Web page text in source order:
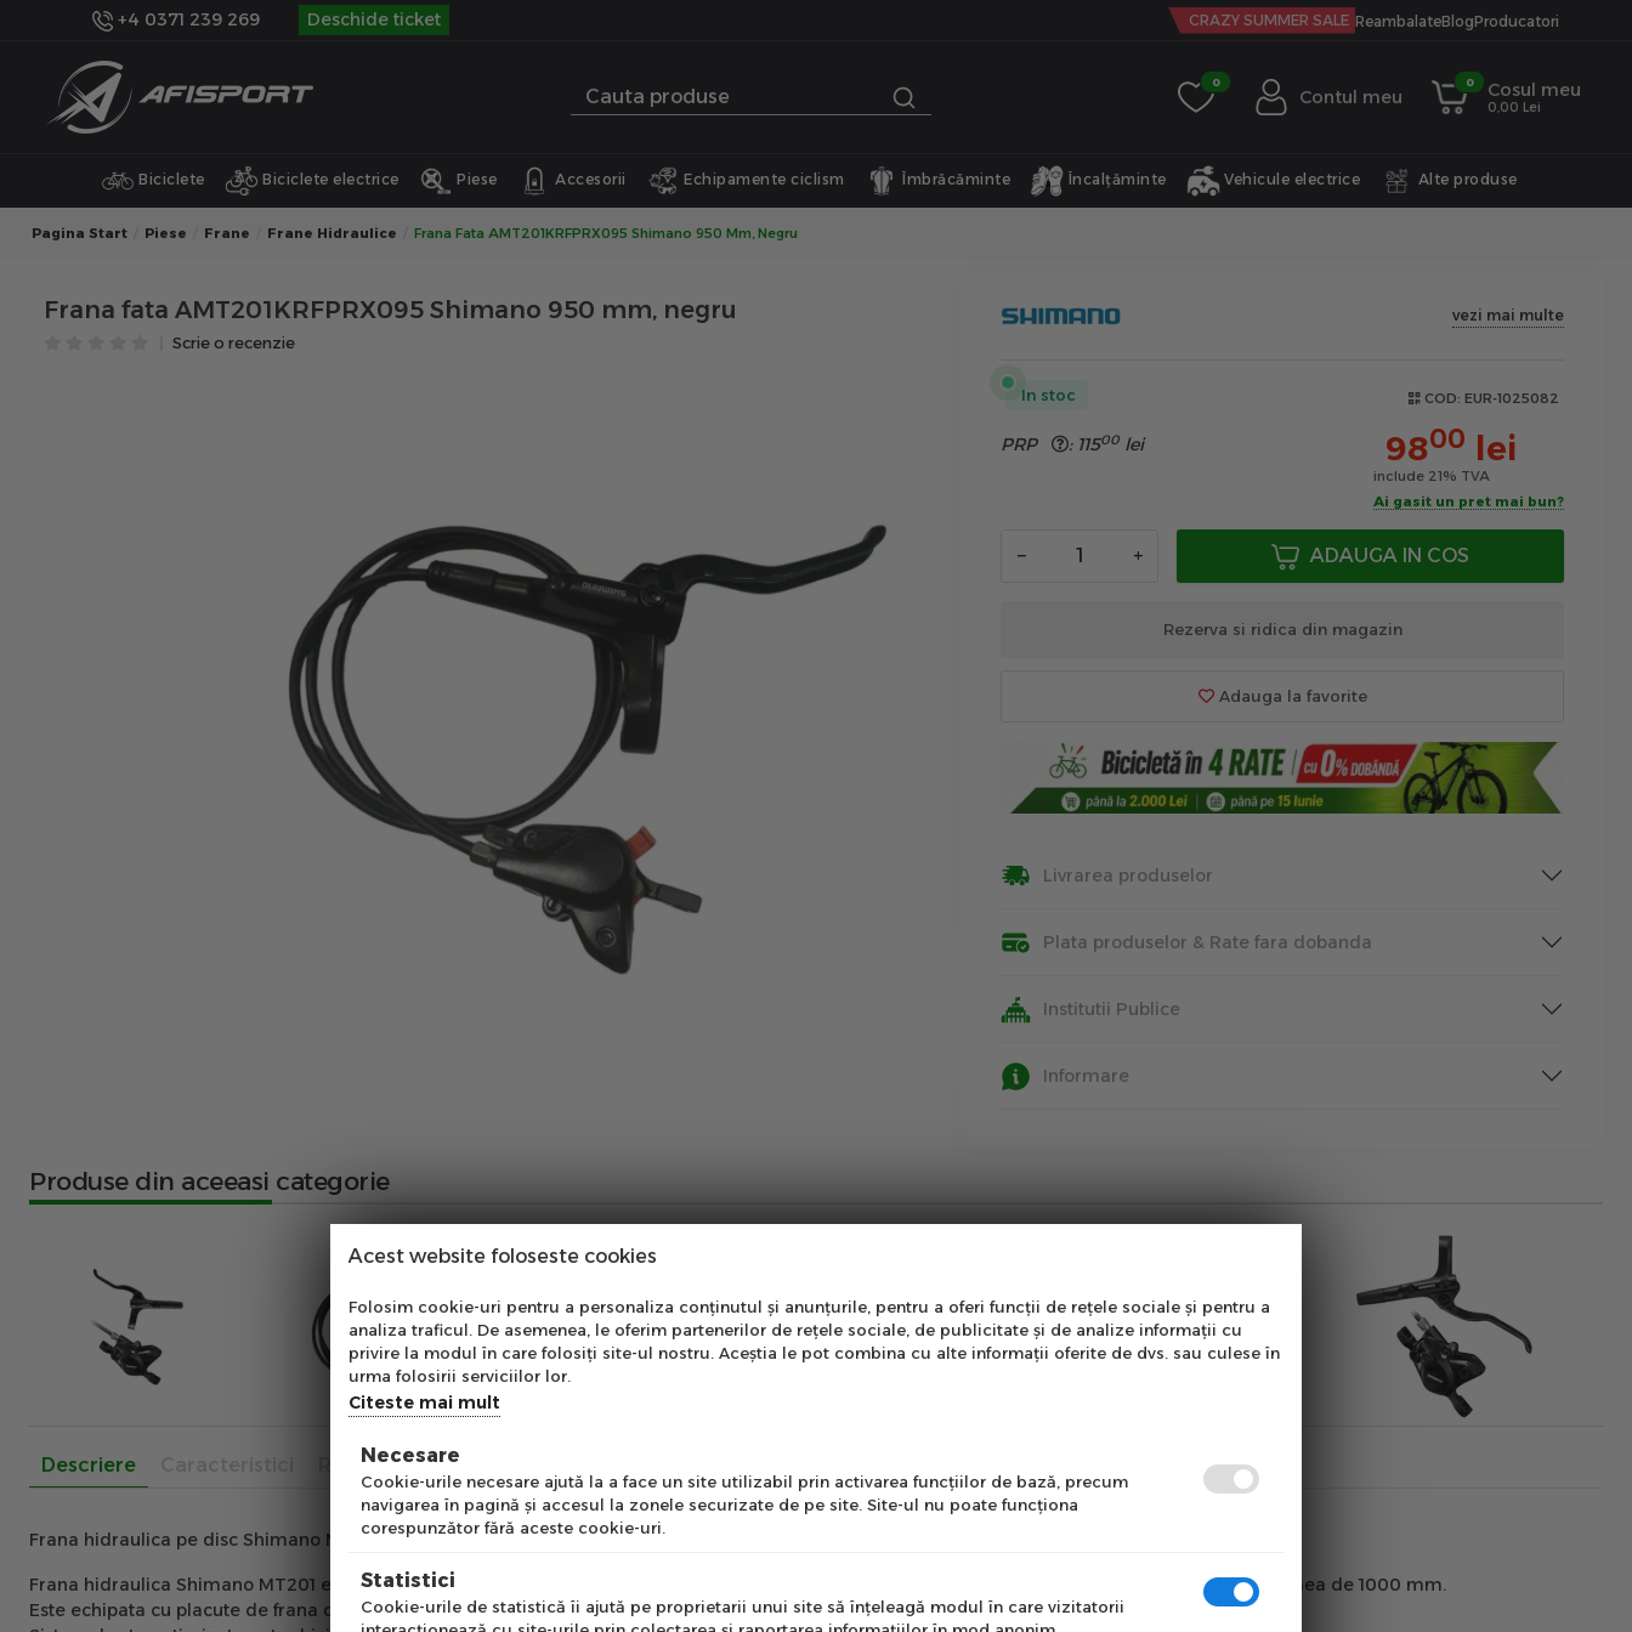
+4 0371 239 269 Deschide ticket CRAZY SUMMER SALE ReambalateBlogProducatori
0
Contul meu
0 Cosul meu
0,00 Lei
Biciclete Biciclete electrice Piese Accesorii Echipamente ciclism Îmbrăcăminte Încalțăminte Vehicule electrice Alte produse
Pagina Start Piese Frane Frane Hidraulice Frana Fata AMT201KRFPRX095 Shimano 950 Mm, Negru
Frana fata AMT201KRFPRX095 Shimano 950 mm, negru
Scrie o recenzie
vezi mai multe
In stoc COD: EUR-1025082
PRP : 11500 lei 9800 lei
include 21% TVA
Ai gasit un pret mai bun?
− + ADAUGA IN COS
Rezerva si ridica din magazin
Adauga la favorite
Livrarea produselor
Plata produselor & Rate fara dobanda
Institutii Publice
Informare
Produse din aceeasi categorie
Descriere Recenzii
Frana hidraulica pe disc Shimano MT201 (fata), furtun 1000 mm, negru
Frana hidraulica Shimano MT201 este compusa din maneta BL-MT201, fata stanga si etrierul BR-MT200, conectate prin furtunul BH59-SS cu lungimea de 1000 mm.
Este echipata cu placute de frana din rasina tip B01S, oferind o franare lina si silentioasa.
Acest website foloseste cookies
Folosim cookie-uri pentru a personaliza conținutul și anunțurile, pentru a oferi funcții de rețele sociale și pentru a
analiza traficul. De asemenea, le oferim partenerilor de rețele sociale, de publicitate și de analize informații cu
privire la modul în care folosiți site-ul nostru. Aceștia le pot combina cu alte informații oferite de dvs. sau culese în
urma folosirii serviciilor lor.
Citeste mai mult
Necesare
Cookie-urile necesare ajută la a face un site utilizabil prin activarea funcţiilor de bază, precum
navigarea în pagină şi accesul la zonele securizate de pe site. Site-ul nu poate funcţiona
corespunzător fără aceste cookie-uri.
Statistici
Cookie-urile de statistică îi ajută pe proprietarii unui site să înţeleagă modul în care vizitatorii
Abonare Newsletter
Abonează-te la newsletter
pentru a primi cele mai noi